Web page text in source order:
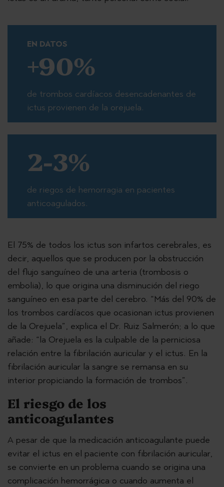
EN DATOS
+90%
de trombos cardíacos desencadenantes de
ictus provienen de la orejuela.
2-3%
de riegos de hemorragia en pacientes
anticoagulados.
El 75% de todos los ictus son infartos cerebrales, es
decir, aquellos que se producen por la obstrucción
del flujo sanguíneo de una arteria (trombosis o
embolia), lo que origina una disminución del riego
sanguíneo en esa parte del cerebro. “Más del 90% de
los trombos cardíacos que ocasionan ictus provienen
de la Orejuela”, explica el Dr. Ruiz Salmerón; a lo que
añade: “la Orejuela es la culpable de la perniciosa
relación entre la fibrilación auricular y el ictus. En la
fibrilación auricular la sangre se remansa en su
interior propiciando la formación de trombos”.
El riesgo de los
anticoagulantes
A pesar de que la medicación anticoagulante puede
evitar el ictus en el paciente con fibrilación auricular,
se convierte en un problema cuando se origina una
complicación hemorrágica o cuando aumenta el